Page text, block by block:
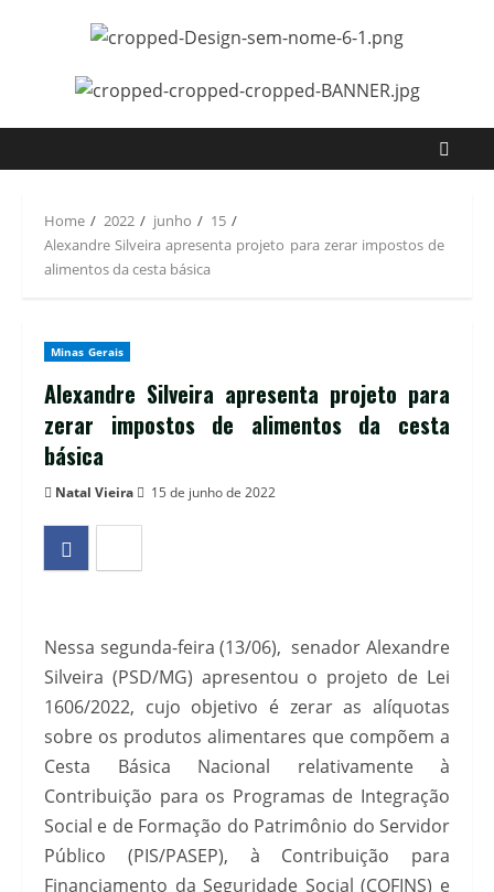
Home 2022 junho
15
Alexandre Silveira apresenta projeto para zerar impostos de
alimentos da cesta básica
Minas Gerais
Alexandre Silveira apresenta projeto para
zerar impostos de alimentos da cesta
básica
Natal Vieira 15 de junho de 2022
Nessa segunda-feira (13/06), senador Alexandre
Silveira (PSD/MG) apresentou o projeto de Lei
1606/2022, cujo objetivo é zerar as alíquotas
sobre os produtos alimentares que compõem a
Cesta Básica Nacional relativamente à
Contribuição para os Programas de Integração
Social e de Formação do Patrimônio do Servidor
Público (PIS/PASEP), à Contribuição para
Financiamento da Seguridade Social (COFINS) e